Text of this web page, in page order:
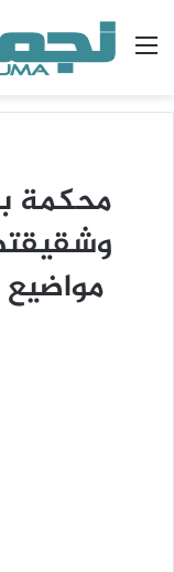
القائمة
محكمة
مواضيع